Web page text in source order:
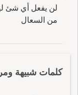
لن يفعل أي شئ
من السعال
كلمات شبيهة